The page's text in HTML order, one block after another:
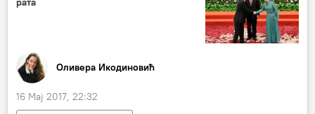
Оливера Икодиновић
16 Мај 2017, 22:32